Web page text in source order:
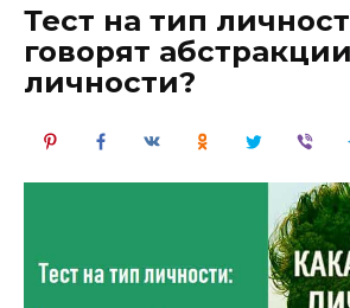
Тест на тип
говорят
личности?